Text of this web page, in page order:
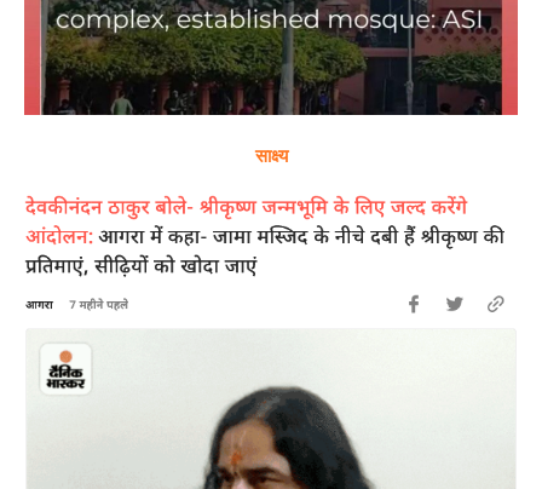
साक्ष्य